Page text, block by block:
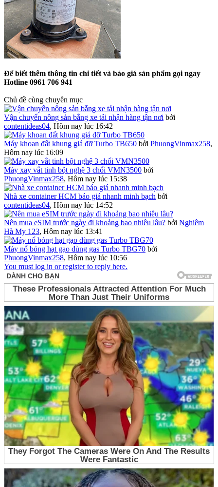
Để biết thêm thông tin chi tiết và báo giá sản phẩm gọi ngay
Hotline 0961 706 941
Chủ đề cùng chuyên mục
Vận chuyển nông sản bằng xe tải nhận hàng tận nơi bởi
contentideas04, Hôm nay lúc 16:42
Máy khoan đất khung giá đỡ Turbo TB650 bởi PhuongVinmax258,
Hôm nay lúc 16:09
Máy xay vắt tinh bột nghệ 3 chổi VMN3500 bởi
PhuongVinmax258, Hôm nay lúc 15:38
Nhà xe container HCM báo giá nhanh minh bạch bởi
contentideas04, Hôm nay lúc 14:52
Nên mua eSIM trước ngày đi khoảng bao nhiêu lâu? bởi Nghiêm
Hà My 123, Hôm nay lúc 13:41
Máy nổ bỏng hạt gạo dùng gas Turbo TBG70 bởi
PhuongVinmax258, Hôm nay lúc 10:56
You must log in or register to reply here.